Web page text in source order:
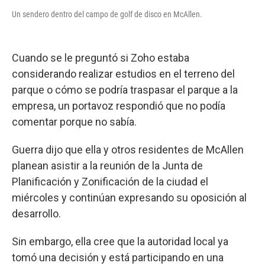
Un sendero dentro del campo de golf de disco en McAllen.
Cuando se le preguntó si Zoho estaba
considerando realizar estudios en el terreno del
parque o cómo se podría traspasar el parque a la
empresa, un portavoz respondió que no podía
comentar porque no sabía.
Guerra dijo que ella y otros residentes de McAllen
planean asistir a la reunión de la Junta de
Planificación y Zonificación de la ciudad el
miércoles y continúan expresando su oposición al
desarrollo.
Sin embargo, ella cree que la autoridad local ya
tomó una decisión y está participando en una